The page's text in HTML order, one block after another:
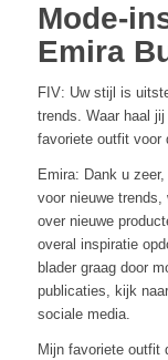
Mode-
Emira
FIV: Uw stijl is
trends. Waar haal
favoriete outfit voor
Emira: Dank u
voor nieuwe
over nieuwe
overal inspiratie
blader graag door
publicaties, kijk
sociale media.
Mijn favoriete outfit